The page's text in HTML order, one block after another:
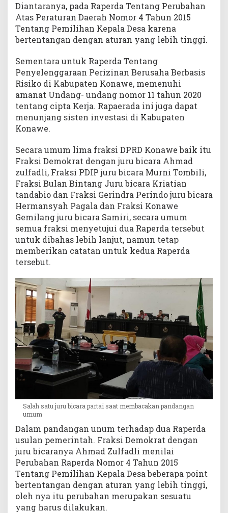
Diantaranya, pada Raperda Tentang Perubahan
Atas Peraturan Daerah Nomor 4 Tahun 2015
Tentang Pemilihan Kepala Desa karena
bertentangan dengan aturan yang lebih tinggi.
Sementara untuk Raperda Tentang
Penyelenggaraan Perizinan Berusaha Berbasis
Risiko di Kabupaten Konawe, memenuhi
amanat Undang- undang nomor 11 tahun 2020
tentang cipta Kerja. Rapaerada ini juga dapat
menunjang sisten investasi di Kabupaten
Konawe.
Secara umum lima fraksi DPRD Konawe baik itu
Fraksi Demokrat dengan juru bicara Ahmad
zulfadli, Fraksi PDIP juru bicara Murni Tombili,
Fraksi Bulan Bintang Juru bicara Kriatian
tandabio dan Fraksi Gerindra Perindo juru bicara
Hermansyah Pagala dan Fraksi Konawe
Gemilang juru bicara Samiri, secara umum
semua fraksi menyetujui dua Raperda tersebut
untuk dibahas lebih lanjut, namun tetap
memberikan catatan untuk kedua Raperda
tersebut.
Salah satu juru bicara partai saat membacakan pandangan
umum
Dalam pandangan unum terhadap dua Raperda
usulan pemerintah. Fraksi Demokrat dengan
juru bicaranya Ahmad Zulfadli menilai
Perubahan Raperda Nomor 4 Tahun 2015
Tentang Pemilihan Kepala Desa beberapa point
bertentangan dengan aturan yang lebih tinggi,
oleh nya itu perubahan merupakan sesuatu
yang harus dilakukan.